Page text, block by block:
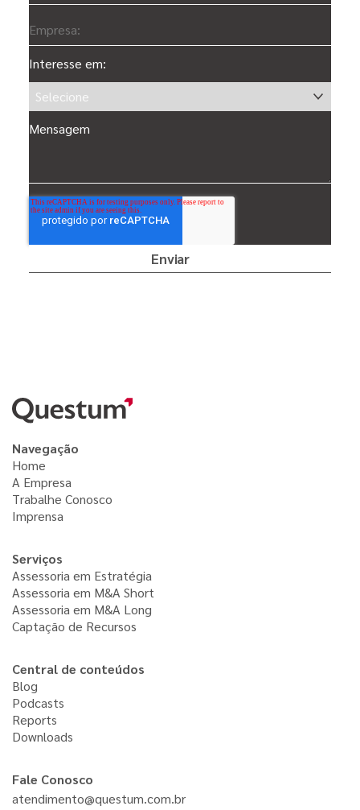
Interesse em:
Mensagem
Navegação
Home
A Empresa
Trabalhe Conosco
Imprensa
Serviços
Assessoria em Estratégia
Assessoria em M&A Short
Assessoria em M&A Long
Captação de Recursos
Central de conteúdos
Blog
Podcasts
Reports
Downloads
Fale Conosco
atendimento@questum.com.br